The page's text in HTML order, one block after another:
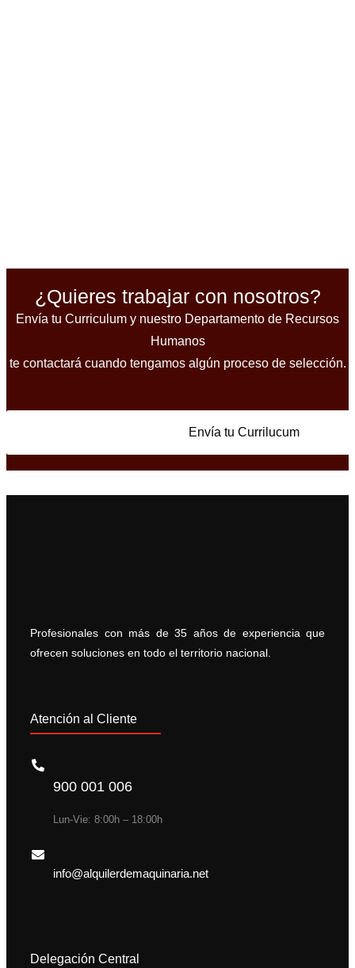
¿Quieres trabajar con nosotros?
Envía tu Curriculum y nuestro Departamento de Recursos
Humanos
te contactará cuando tengamos algún proceso de selección.
Envía tu Currilucum
Profesionales con más de 35 años de experiencia que
ofrecen soluciones en todo el territorio nacional.
Atención al Cliente
900 001 006
Lun-Vie: 8:00h – 18:00h
info@alquilerdemaquinaria.net
Delegación Central